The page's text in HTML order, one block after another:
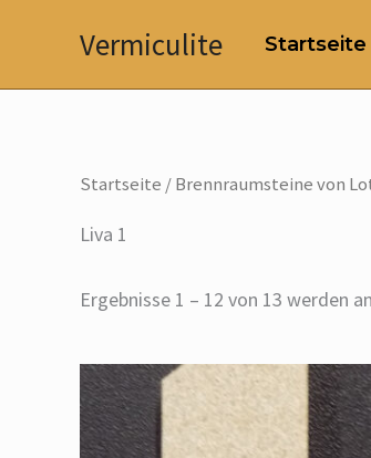
Vermiculite Startseite
Startseite /Brennraumsteine von
Liva 1
Ergebnisse 1 – 12 von 13 werden